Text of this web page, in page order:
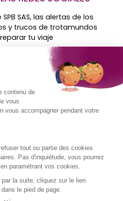
SAS, las alertas de los
y trucos de trotamundos
tu viaje
ACCESO